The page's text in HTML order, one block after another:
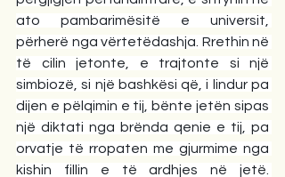
ato pambarimësitë e universit,
përherë nga vërtetëdashja. Rrethin në
të cilin jetonte, e trajtonte si një
simbiozë, si një bashkësi që, i lindur pa
dijen e pëlqimin e tij, bënte jetën sipas
një diktati nga brënda qenie e tij, pa
orvatje të rropaten me gjurmime nga
kishin fillin e të ardhjes në jetë.